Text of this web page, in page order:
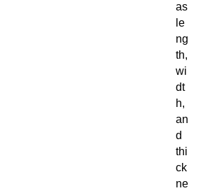
as
le
ng
th,
wi
dt
h,
an
d
thi
ck
ne